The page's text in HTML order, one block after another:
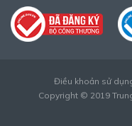
Điều khoản sử
Copyright © 2019